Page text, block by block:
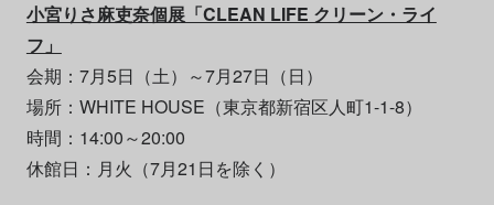
小宮りさ麻吏奈個展「CLEAN LIFE クリーン・ライ
フ」
会期：7月5日（土）～7月27日（日）
場所：WHITE HOUSE（東京都新宿区人町1-1-8）
時間：14:00～20:00
休館日：月火（7月21日を除く）